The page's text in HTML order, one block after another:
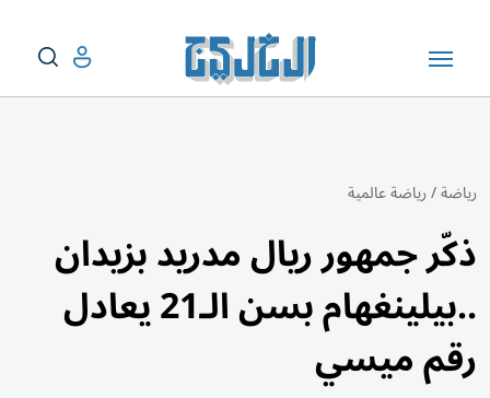
رياضة/رياضة عالمية
ذكّر جمهور ريال مدريد بزيدان
..بيلينغهام بسن الـ21 يعادل
رقم ميسي